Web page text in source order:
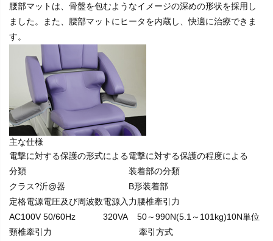
腰部マットは、骨盤を包むようなイメージの深めの形状を採用し
ました。また、腰部マットにヒータを内蔵し、快適に治療できま
す。
主な仕様
電撃に対する保護の形式による
分類
クラス?沂@器
電撃に対する保護の程度による
装着部の分類
B形装着部
定格電源電圧及び周波数
AC100V 50/60Hz
電源入力
320VA
腰椎牽引力
50～990N(5.1～101kg)10N単位
頸椎牽引力
牽引方式